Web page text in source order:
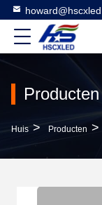
Producten
Huis > Producten >